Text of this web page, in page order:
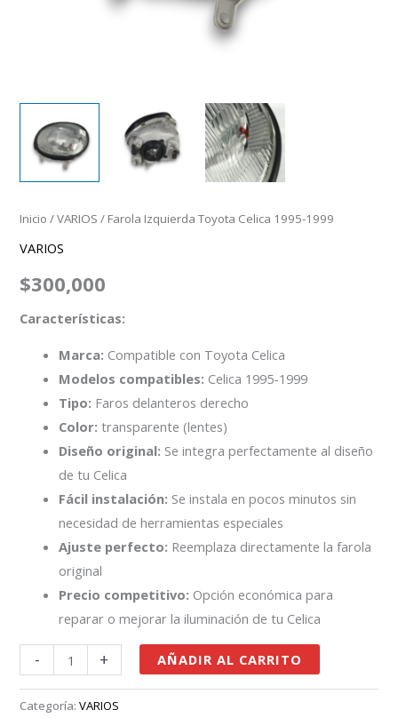
Inicio /VARIOS / Farola Izquierda Toyota Celica 1995-1999
VARIOS
$300,000
Características:
Marca: Compatible con Toyota Celica
Modelos compatibles: Celica 1995-1999
Tipo: Faros delanteros derecho
Color: transparente (lentes)
Diseño original: Se integra perfectamente al diseño
de tu Celica
Fácil instalación: Se instala en pocos minutos sin
necesidad de herramientas especiales
Ajuste perfecto: Reemplaza directamente la farola
original
Precio competitivo: Opción económica para
reparar o mejorar la iluminación de tu Celica
- + AÑADIR AL CARRITO
Categoría:VARIOS